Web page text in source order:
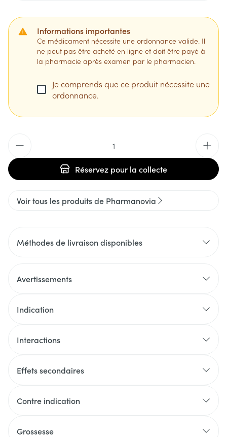
Informations importantes
Ce médicament nécessite une ordonnance valide. Il
ne peut pas être acheté en ligne et doit être payé à
la pharmacie après examen par le pharmacien.
Je comprends que ce produit nécessite une
ordonnance.
Réservez pour la collecte
Voir tous les produits de Pharmanovia
Méthodes de livraison disponibles
Avertissements
Indication
Interactions
Effets secondaires
Contre indication
Grossesse